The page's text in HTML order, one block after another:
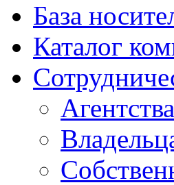
База
Каталог